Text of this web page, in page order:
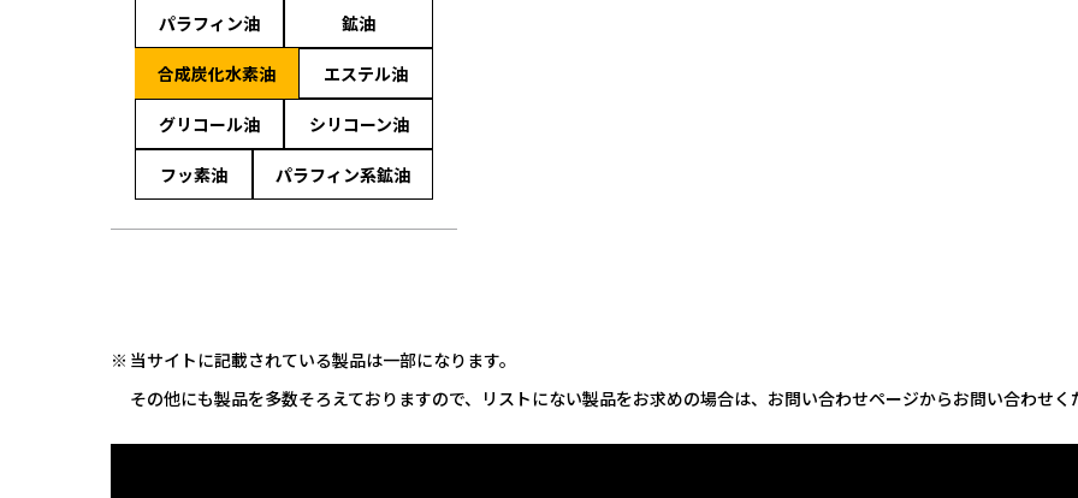
パラフィン油 鉱油
合成炭化水素油 エステル油
グリコール油 シリコーン油
フッ素油 パラフィン系鉱油
当サイトに記載されている製品は一部になります。
その他にも製品を多数そろえておりますので、リストにない製品をお求めの場合は、お問い合わせページからお問い合わせく